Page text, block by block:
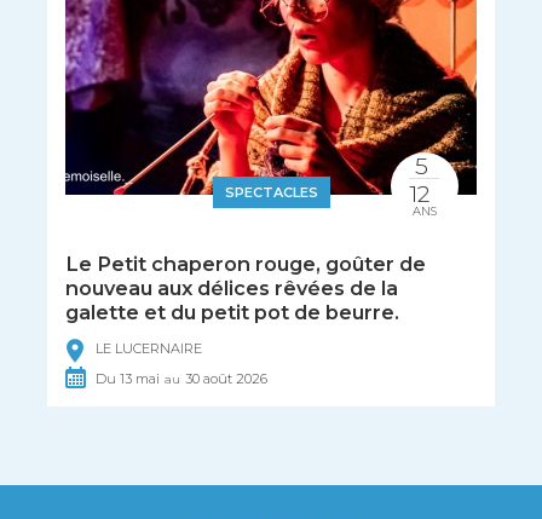
SPECTACLES
Le Petit chaperon rouge, goûter de
nouveau aux délices rêvées de la
galette et du petit pot de beurre.
LE LUCERNAIRE
Du13 mai au 30août 2026
5
12
ANS